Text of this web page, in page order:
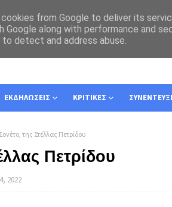
ΕΚΔΗΛΩΣΕΙΣ ΚΡΙΤΙΚΕΣ
Σονέτο, της Στέλλας Πετρίδου
Πετρίδου
2022
from Google to deliver its
Google along with performance and
detect and address abuse.